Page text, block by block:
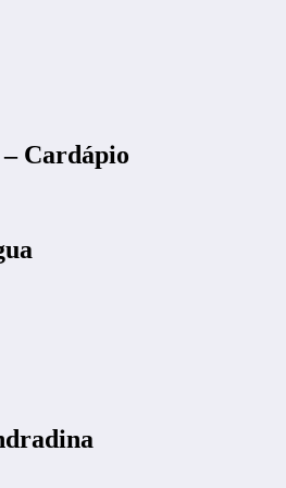
Cardápio